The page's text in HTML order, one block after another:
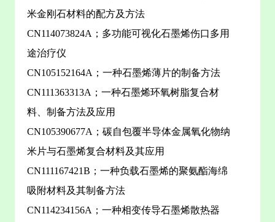
米金刚石材料的配方及方法
CN114073824A；多功能可视化石墨烯伤口多用
途治疗仪
CN105152164A；一种石墨烯薄片的制备方法
CN111363313A；一种石墨烯环氧树脂复合材
料、制备方法及应用
CN105390677A；碳自包覆半导体金属氧化物纳
米片与石墨烯复合材料及其应用
CN111167421B；一种负载石墨烯的聚氨酯海绵
吸附材料及其制备方法
CN114234156A；一种相变传导石墨烯散热器